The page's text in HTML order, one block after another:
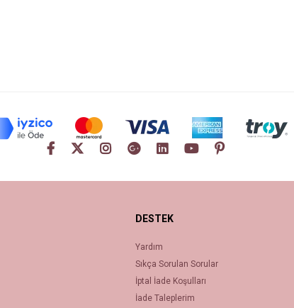
DESTEK
Yardım
Sıkça Sorulan Sorular
İptal İade Koşulları
İade Taleplerim